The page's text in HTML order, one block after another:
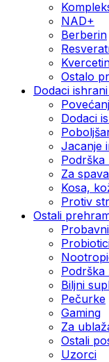
NAD+
Berberin
Ostalo
Dodaci
Dodaci
Jacanje
Podrška
Za
Kosa,
Protiv
Ostali
Podrška
Biljni
Pečurke
Gaming
Za
Ostali
Uzorci